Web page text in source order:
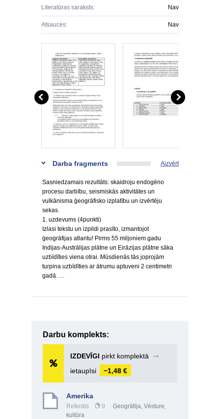
Literatūras saraksts: Nav
Atsauces: Nav
Darba fragments Aizvērt
Sasniedzamais rezultāts: skaidroju endogēno
procesu darbību, seismiskās aktivitātes un
vulkānisma ģeogrāfisko izplatību un izvērtēju
sekas.
1. uzdevums (4punkti)
Izlasi tekstu un izpildi prasīto, izmantojot
ģeogrāfijas atlantu! Pirms 55 miljoniem gadu
Indijas-Austrālijas plātne un Eirāzijas plātne sāka
uzbīdīties viena otrai. Mūsdienās tās joprojām
turpina uzbīdīties ar ātrumu aptuveni 2 centimetri
gadā. …
Darbu komplekts:
IZDEVĪGI pirkt komplektā
➞
ietaupīsi
−1,48 €
Amerika
Referāts 9 Ģeogrāfija, Vēsture,
kultūra